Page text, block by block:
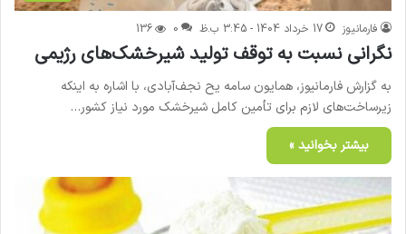
فارمانیوز 17 خرداد 1404 - 3:45 ب.ظ 0
136
نگرانی نسبت به توقف تولید شیرخشک‌های رژیمی
به گزارش فارمانیوز، همایون سامه یح نجف‌آبادی، با اشاره به اینکه
زیرساخت‌های لازم برای تأمین کامل شیرخشک مورد نیاز کشور…
بیشتر بخوانید »